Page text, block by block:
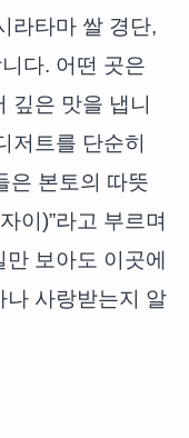
라타마 쌀 경단,
다. 어떤 곳은
깊은 맛을 냅니
저트를 단순히
은 본토의 따뜻
이)”라고 부르며
보아도 이곳에
나 사랑받는지 알